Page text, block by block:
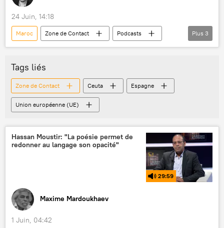
24 Juin, 14:18
Maroc Zone de Contact
Podcasts
football
tournoi victoire
Plus 3
Tags liés
Zone de Contact Ceuta Espagne
Union européenne (UE)
Hassan Moustir: "La poésie permet de
redonner au langage son opacité"
29:59
Maxime Mardoukhaev
1 Juin, 04:42